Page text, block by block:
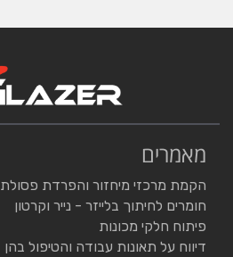
מאמרים
הקמת מרכזי מיחזור והפרדת פסולת
חומרים לחיתוך בלייזר - נייר וקרטון
פיתוח חלקי מכונות
דיווח על תאונות עבודה והטיפול בהן